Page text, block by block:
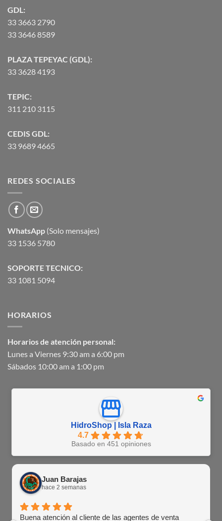
GDL:
33 3663 2790
33 3646 8589
PLAZA TEPEYAC (GDL):
33 3628 4193
TEPIC:
311 210 3115
CEDIS GDL:
33 9689 4665
REDES SOCIALES
WhatsApp (Solo mensajes)
33 1536 5780
SOPORTE TECNICO:
33 1081 5094
HORARIOS
Horarios de atención personal:
Lunes a Viernes 9:30 am a 6:00 pm
Sábados 10:00 am a 1:00 pm
HidroShop | Isla Raza
4.7
Basado en 451 opiniones
Juan Barajas
hace 2 semanas
Buena atención al cliente de las agentes de venta